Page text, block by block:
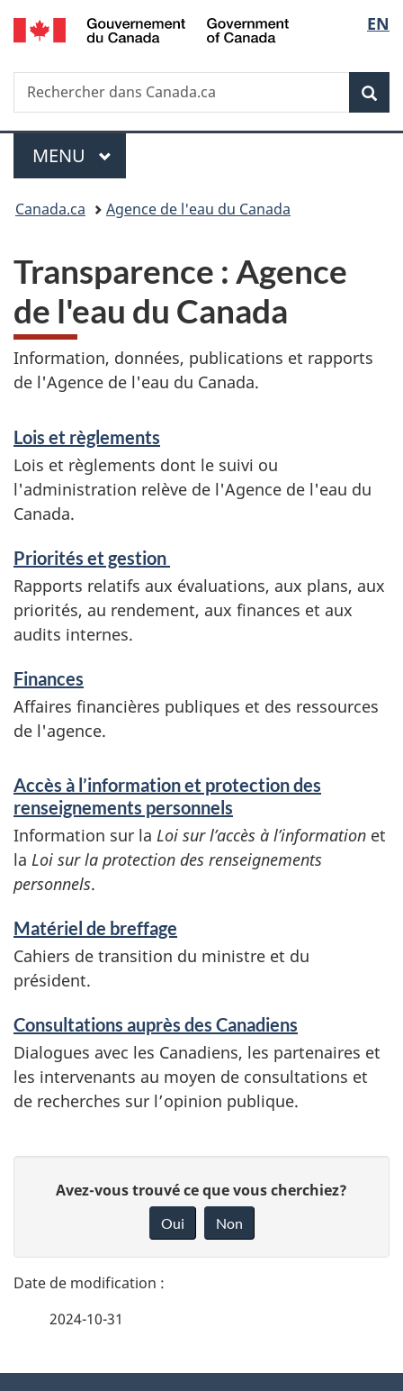
Passer
au
principal
Passer
à
Au
du
Passer
à
version
simplifiée
de
la
EN
Recherche
Rechercher
dans
Menu
MENU PRINCIPAL
Vous
ici :
Canada.ca Agence de l'eau du Canada
Transparence : Agence
de l'eau du Canada
Information, données, publications et rapports
de l'Agence de l'eau du Canada.
Lois et règlements
Lois et règlements dont le suivi ou
l'administration relève de l'Agence de l'eau du
Canada.
Priorités et gestion
Rapports relatifs aux évaluations, aux plans, aux
priorités, au rendement, aux finances et aux
audits internes.
Finances
Affaires financières publiques et des ressources
de l'agence.
Accès à l’information et protection des
renseignements personnels
Information sur la Loi sur l’accès à l’information et
la Loi sur la protection des renseignements
personnels.
Matériel de breffage
Cahiers de transition du ministre et du
président.
Consultations auprès des Canadiens
Dialogues avec les Canadiens, les partenaires et
les intervenants au moyen de consultations et
de recherches sur l’opinion publique.
t
a
l
n
o
Avez-vous trouvé ce que vous cherchiez?
Oui Non
2024-10-31